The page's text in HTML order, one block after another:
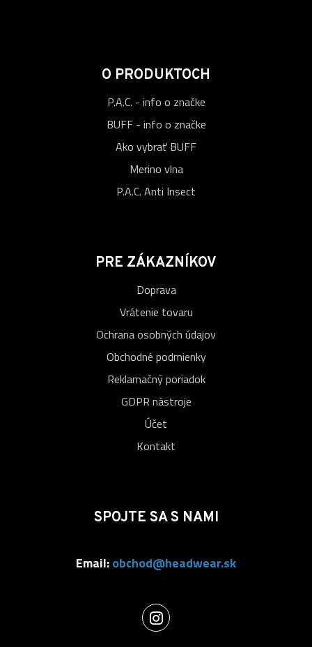
O PRODUKTOCH
P.A.C. - info o značke
BUFF - info o značke
Ako vybrať BUFF
Merino vlna
P.A.C. Anti Insect
PRE ZÁKAZNÍKOV
Doprava
Vrátenie tovaru
Ochrana osobných údajov
Obchodné podmienky
Reklamačný poriadok
GDPR nástroje
Účet
Kontakt
SPOJTE SA S NAMI
Email:obchod@headwear.sk